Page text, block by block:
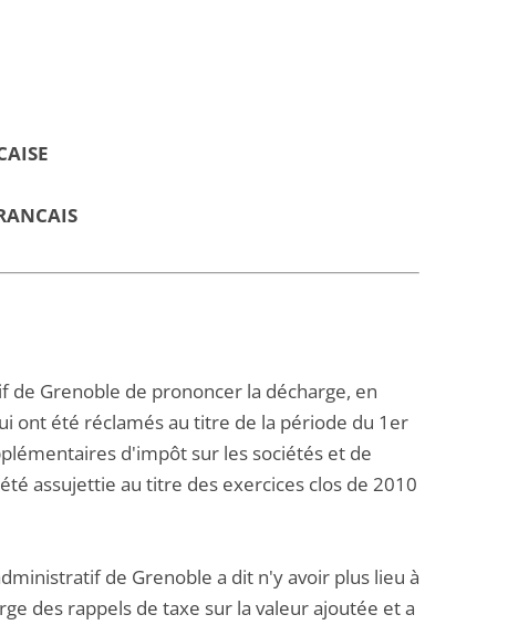
de Grenoble de prononcer la décharge, en
ont été réclamés au titre de la période du 1er
d'impôt sur les sociétés et de
assujettie au titre des exercices clos de 2010
de Grenoble a dit n'y avoir plus lieu à
des rappels de taxe sur la valeur ajoutée et a